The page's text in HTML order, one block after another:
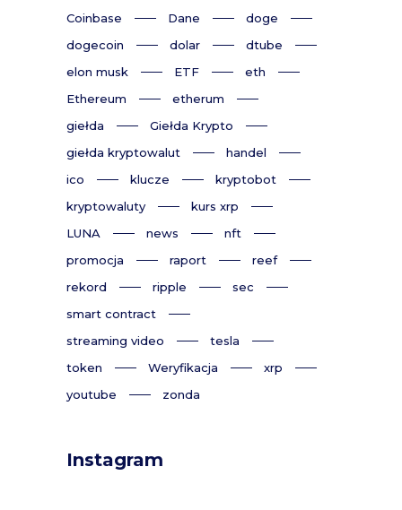
Coinbase
Dane
doge
dogecoin
dolar
dtube
elon musk
ETF
eth
Ethereum
etherum
giełda
Giełda Krypto
giełda kryptowalut
handel
ico
klucze
kryptobot
kryptowaluty
kurs xrp
LUNA
news
nft
promocja
raport
reef
rekord
ripple
sec
smart contract
streaming video
tesla
token
Weryfikacja
xrp
youtube
zonda
Instagram